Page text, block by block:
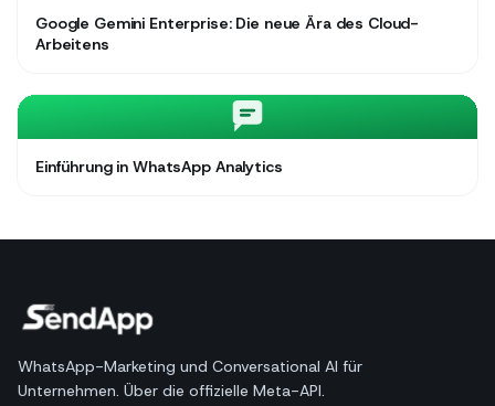
Google Gemini Enterprise: Die neue Ära des Cloud-
Arbeitens
Einführung in WhatsApp Analytics
WhatsApp-Marketing und Conversational AI für
Unternehmen. Über die offizielle Meta-API.